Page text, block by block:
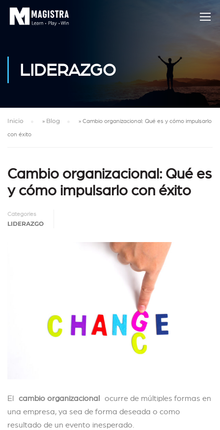
LIDERAZGO
Inicio » Blog » Cambio organizacional: Qué es y cómo impulsarlo
con éxito
Cambio organizacional: Qué es
y cómo impulsarlo con éxito
Categories
LIDERAZGO
El cambio organizacional ocurre de múltiples formas en
una empresa, ya sea de forma deseada o como
resultado de un evento inesperado.